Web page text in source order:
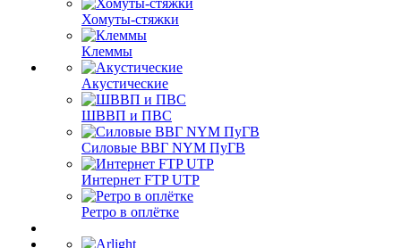
Хомуты-стяжки
Клеммы
Акустические
ШВВП и ПВС
Силовые ВВГ NYM ПуГВ
Интернет FTP UTP
Ретро в оплётке